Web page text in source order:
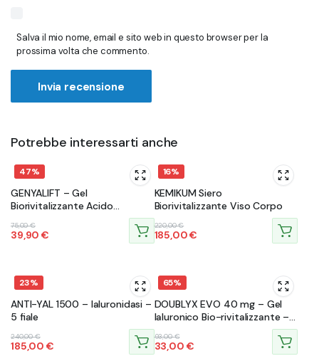
Salva il mio nome, email e sito web in questo browser per la
prossima volta che commento.
Potrebbe interessarti anche
47%
GENYALIFT – Gel
Biorivitalizzante Acido
75,00€
Il
prezzo
39,90€
Il
prezzo
16%
KEMIKUM Siero
Biorivitalizzante Viso Corpo
220,00€
Il
prezzo
185,00€
Il
prezzo
23%
ANTI-YAL 1500 – Ialuronidasi –
5 fiale
240,00€
Il
prezzo
185,00 €
Il
prezzo
65%
DOUBLYX EVO 40 mg – Gel
Ialuronico Bio-rivitalizzante –
Xcelens
93,00€
Il
prezzo
33,00 €
Il
prezzo